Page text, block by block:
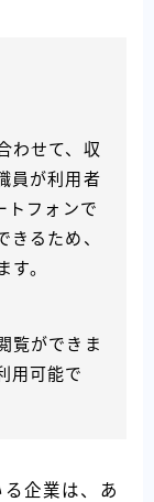
わせて、収
員が利用者
トフォンで
きるため、
す。
覧ができま
用可能で
企業は、あ